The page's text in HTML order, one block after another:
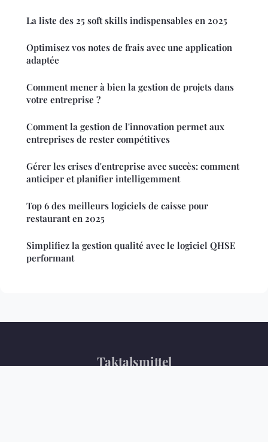
La liste des 25 soft skills indispensables en 2025
Optimisez vos notes de frais avec une application
adaptée
Comment mener à bien la gestion de projets dans
votre entreprise ?
Comment la gestion de l'innovation permet aux
entreprises de rester compétitives
Gérer les crises d'entreprise avec succès: comment
anticiper et planifier intelligemment
Top 6 des meilleurs logiciels de caisse pour
restaurant en 2025
Simplifiez la gestion qualité avec le logiciel QHSE
performant
Taktalsmittel